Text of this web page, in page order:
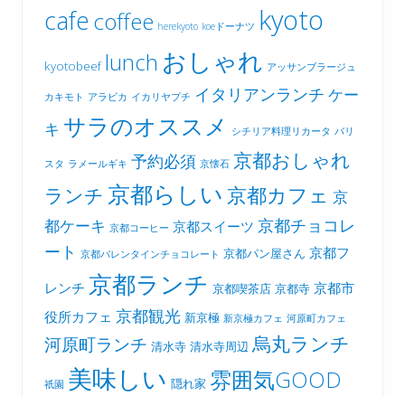
cafe coffee herekyoto koeドーナツ kyoto
kyotobeef lunch おしゃれ アッサンブラージュ
カキモト アラビカ イカリヤプチ イタリアンランチ ケー
キ サラのオススメ シチリア料理リカータ バリ
スタ ラメールギキ 予約必須 京懐石 京都おしゃれ
ランチ 京都らしい 京都カフェ 京
都ケーキ 京都コーヒー 京都スイーツ 京都チョコレ
ート 京都バレンタインチョコレート 京都パン屋さん 京都フ
レンチ 京都ランチ 京都喫茶店 京都寺 京都市
役所カフェ 京都観光 新京極 新京極カフェ 河原町カフェ
河原町ランチ 清水寺 清水寺周辺 烏丸ランチ
祇園 美味しい 隠れ家 雰囲気GOOD